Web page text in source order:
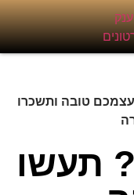
טובה ותשכרו
תעשו